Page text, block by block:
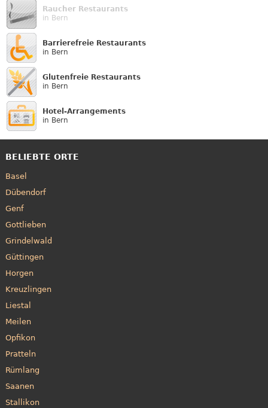
Raucher Restaurants
in Bern
Barrierefreie Restaurants
in Bern
Glutenfreie Restaurants
in Bern
Hotel-Arrangements
in Bern
BELIEBTE ORTE
Basel
Dübendorf
Genf
Gottlieben
Grindelwald
Güttingen
Horgen
Kreuzlingen
Liestal
Meilen
Opfikon
Pratteln
Rümlang
Saanen
Stallikon